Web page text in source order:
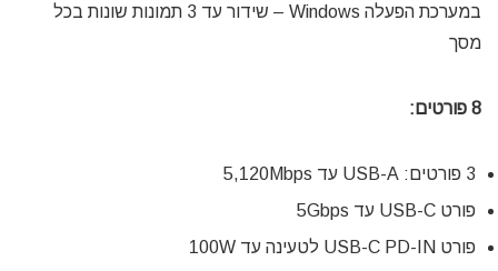
במערכת הפעלה Windows – שידור עד 3 תמונות שונות בכל
מסך
8 פורטים:
3 פורטים: USB-A עד 5,120Mbps
פורט USB-C עד 5Gbps
פורט USB-C PD-IN לטעינה עד 100W